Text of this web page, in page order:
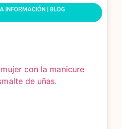
INFORMACIÓN | BLOG